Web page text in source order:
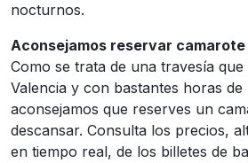
nocturnos.
Aconsejamos reservar
Como se trata de una travesía que
Valencia y con bastantes horas de
aconsejamos que reserves un
descansar. Consulta los precios,
en tiempo real, de los billetes de